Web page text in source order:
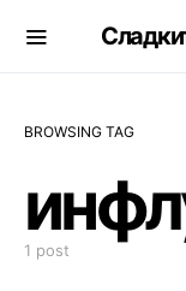
BROWSING TAG
1 post